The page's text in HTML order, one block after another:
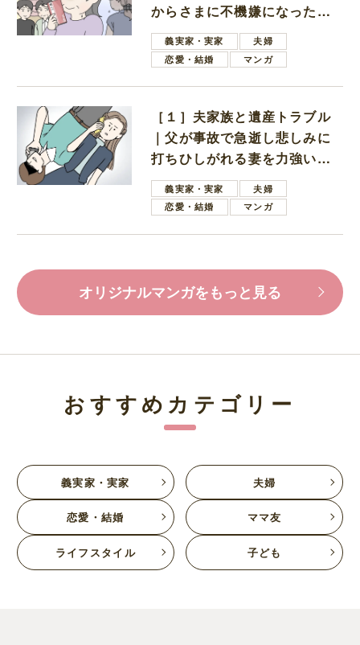
からさまに不機嫌になった義
母義実家・実家
夫婦
恋愛・結婚
マンガ
［１］夫家族と遺産トラブル
｜父が事故で急逝し悲しみに
打ちひしがれる妻を力強い言
葉で励ます夫
義実家・実家
夫婦
恋愛・結婚
マンガ
オリジナルマンガをもっと見る
おすすめカテゴリー
義実家・実家 夫婦
恋愛・結婚 ママ友
ライフスタイル 子ども